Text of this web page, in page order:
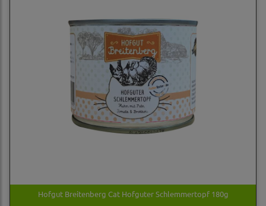
Hofgut Breitenberg Cat Hofguter Schlemmertopf 180g